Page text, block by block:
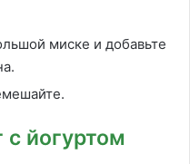
миске и добавьте
йогуртом